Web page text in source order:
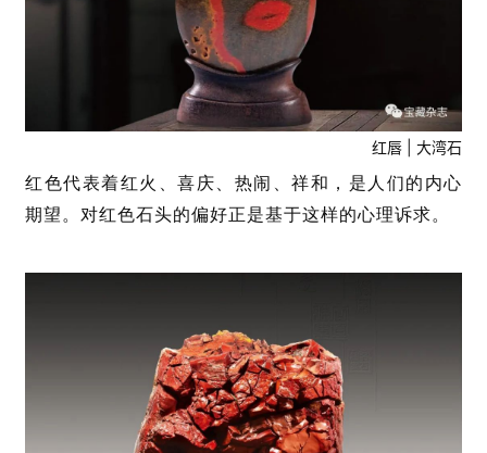
红唇 | 大湾石
红色代表着红火、喜庆、热闹、祥和，是人们的内心
期望。对红色石头的偏好正是基于这样的心理诉求。